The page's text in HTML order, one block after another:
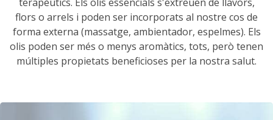
flors o arrels i poden ser incorporats al nostre cos de
forma externa (massatge, ambientador, espelmes). Els
olis poden ser més o menys aromàtics, tots, però tenen
múltiples propietats beneficioses per la nostra salut.